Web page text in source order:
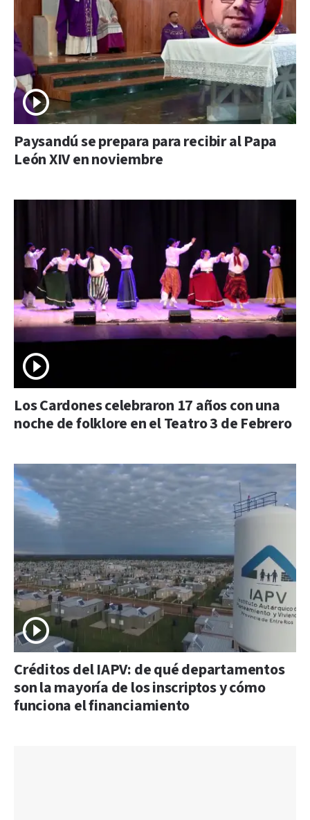
Paysandú se prepara para recibir al Papa
León XIV en noviembre
Los Cardones celebraron 17 años con una
noche de folklore en el Teatro 3 de Febrero
Créditos del IAPV: de qué departamentos
son la mayoría de los inscriptos y cómo
funciona el financiamiento